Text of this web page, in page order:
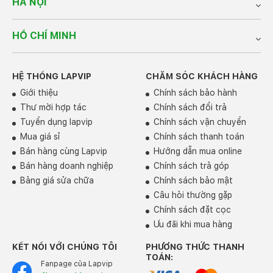
Đa dạng các cổng kết nối đi kèm, trải
nghiệm bàn phím tốt
Là một trong những dòng laptop văn phòng nổi tiếng
của Lenovo, Lenovo Thinkbook 16 G4+ (2022) được
tối đa nhu cầu làm việc và học tập của người dùng.
Chiếc máy tính này sở hữu một cổng Thunderbolt™ 4,
một cổng USB-C 3.2 Gen 2, hai cổng USB-A 3.2 Gen 1 ,
một cổng USB 2.0, cổng HDMI 2.0, cổng RJ45, đầu đọc
thẻ nhớ SD và giắc cắm tai nghe 3.5mm.
HỒ CHÍ MINH
HỆ THỐNG LAPVIP
Giới thiệu
Thư mời hợp tác
Tuyển dụng lapvip
Mua giá sỉ
Bán hàng cùng Lapvip
Bán hàng doanh nghiệp
Bảng giá sửa chữa
CHĂM SÓC KHÁCH HÀNG
Chính sách bảo hành
Chính sách đổi trả
Chính sách vận chuyển
Chính sách thanh toán
Hướng dẫn mua online
Chính sách trả góp
Chính sách bảo mật
Câu hỏi thường gặp
Chính sách đặt cọc
Ưu đãi khi mua hàng
KẾT NỐI VỚI CHÚNG TÔI
Fanpage của Lapvip
PHƯƠNG THỨC THANH
TOÁN: